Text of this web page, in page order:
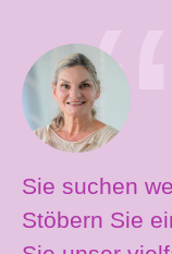
Sie suchen
Stöbern Sie